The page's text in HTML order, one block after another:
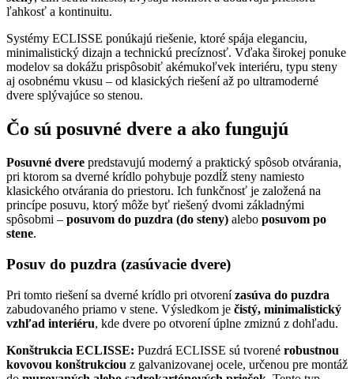
ľahkosť a kontinuitu.
Systémy ECLISSE ponúkajú riešenie, ktoré spája eleganciu,
minimalistický dizajn a technickú precíznosť. Vďaka širokej ponuke
modelov sa dokážu prispôsobiť akémukoľvek interiéru, typu steny
aj osobnému vkusu – od klasických riešení až po ultramoderné
dvere splývajúce so stenou.
Čo sú posuvné dvere a ako fungujú
Posuvné dvere predstavujú moderný a praktický spôsob otvárania,
pri ktorom sa dverné krídlo pohybuje pozdĺž steny namiesto
klasického otvárania do priestoru. Ich funkčnosť je založená na
princípe posuvu, ktorý môže byť riešený dvomi základnými
spôsobmi – posuvom do puzdra (do steny) alebo posuvom po
stene.
Posuv do puzdra (zasúvacie dvere)
Pri tomto riešení sa dverné krídlo pri otvorenízasúva do puzdra
zabudovaného priamo v stene. Výsledkom je čistý, minimalistický
vzhľad interiéru, kde dvere po otvorení úplne zmiznú z dohľadu.
Konštrukcia ECLISSE: Puzdrá ECLISSE sú tvorené robustnou
kovovou konštrukciou z galvanizovanej ocele, určenou pre montáž